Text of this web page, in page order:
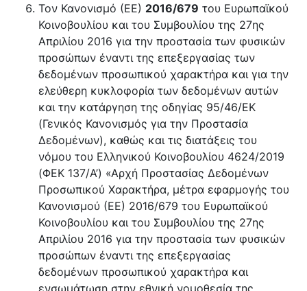
Τον Κανονισμό (ΕΕ) 2016/679 του Ευρωπαϊκού
Κοινοβουλίου και του Συμβουλίου της 27ης
Απριλίου 2016 για την προστασία των φυσικών
προσώπων έναντι της επεξεργασίας των
δεδομένων προσωπικού χαρακτήρα και για την
ελεύθερη κυκλοφορία των δεδομένων αυτών
και την κατάργηση της οδηγίας 95/46/ΕΚ
(Γενικός Κανονισμός για την Προστασία
Δεδομένων), καθώς και τις διατάξεις του
νόμου του Ελληνικού Κοινοβουλίου 4624/2019
(ΦΕΚ 137/Α’) «Αρχή Προστασίας Δεδομένων
Προσωπικού Χαρακτήρα, μέτρα εφαρμογής του
Κανονισμού (ΕΕ) 2016/679 του Ευρωπαϊκού
Κοινοβουλίου και του Συμβουλίου της 27ης
Απριλίου 2016 για την προστασία των φυσικών
προσώπων έναντι της επεξεργασίας
δεδομένων προσωπικού χαρακτήρα και
ενσωμάτωση στην εθνική νομοθεσία της